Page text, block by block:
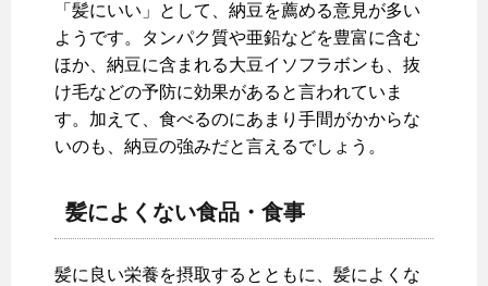
「髪にいい」として、納豆を薦める意見が多い
ようです。タンパク質や亜鉛などを豊富に含む
ほか、納豆に含まれる大豆イソフラボンも、抜
け毛などの予防に効果があると言われていま
す。加えて、食べるのにあまり手間がかからな
いのも、納豆の強みだと言えるでしょう。
髪によくない食品・食事
髪に良い栄養を摂取するとともに、髪によくな